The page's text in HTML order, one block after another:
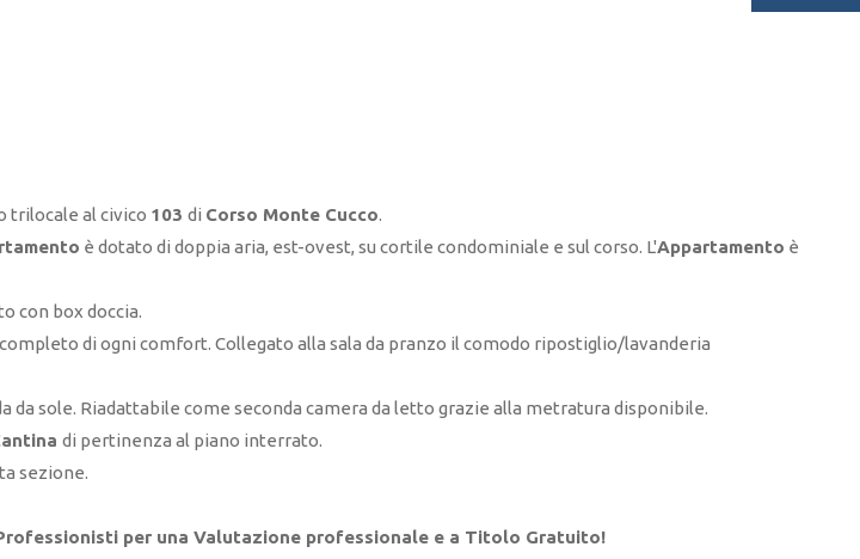
trilocale al civico 103 di Corso Monte Cucco.
è dotato di doppia aria, est-ovest, su cortile condominiale e sul corso. L'Appartamento è
con box doccia.
di ogni comfort. Collegato alla sala da pranzo il comodo ripostiglio/lavanderia
sole. Riadattabile come seconda camera da letto grazie alla metratura disponibile.
di pertinenza al piano interrato.
sezione.
per una Valutazione professionale e a Titolo Gratuito!